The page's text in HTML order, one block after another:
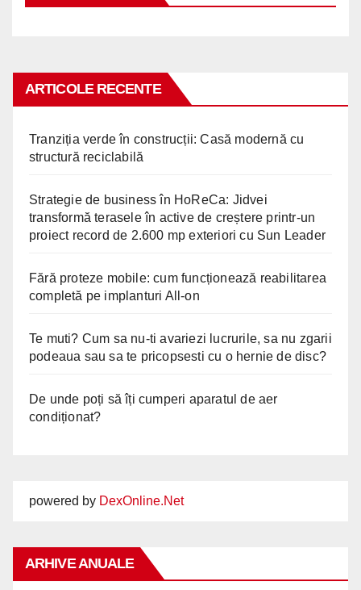
ARTICOLE RECENTE
Tranziția verde în construcții: Casă modernă cu
structură reciclabilă
Strategie de business în HoReCa: Jidvei
transformă terasele în active de creștere printr-un
proiect record de 2.600 mp exteriori cu Sun Leader
Fără proteze mobile: cum funcționează reabilitarea
completă pe implanturi All-on
Te muti? Cum sa nu-ti avariezi lucrurile, sa nu zgarii
podeaua sau sa te pricopsesti cu o hernie de disc?
De unde poți să îți cumperi aparatul de aer
condiționat?
powered by DexOnline.Net
ARHIVE ANUALE